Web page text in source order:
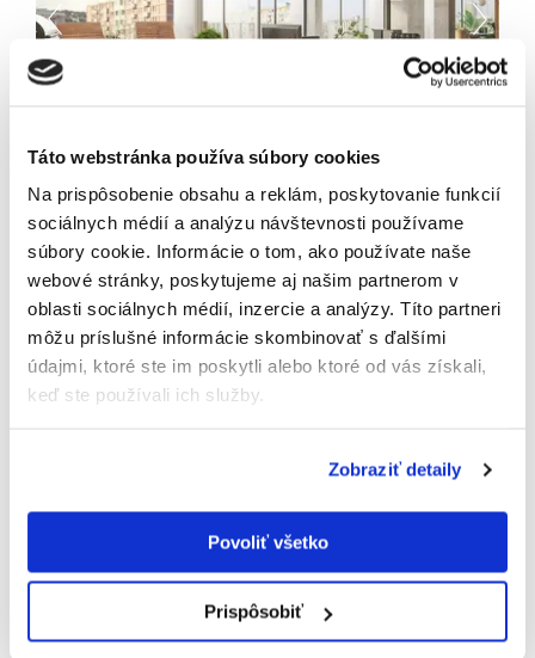
Táto webstránka používa súbory cookies
Na prispôsobenie obsahu a reklám, poskytovanie funkcií
sociálnych médií a analýzu návštevnosti používame
súbory cookie. Informácie o tom, ako používate naše
webové stránky, poskytujeme aj našim partnerom v
oblasti sociálnych médií, inzercie a analýzy. Títo partneri
môžu príslušné informácie skombinovať s ďalšími
údajmi, ktoré ste im poskytli alebo ktoré od vás získali,
keď ste používali ich služby.
Zobraziť detaily
Povoliť všetko
Prispôsobiť
4 izbový byt: architekti GutGut, BA III – Nové
Mesto
139 m², lodžia 20 m², terasy 39 m² , 4 izby, parkovanie
Kolaudácia jeseň 2026
zobraziť detail